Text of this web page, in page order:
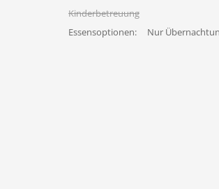
Kinderbetreuung
Essensoptionen:
Nur